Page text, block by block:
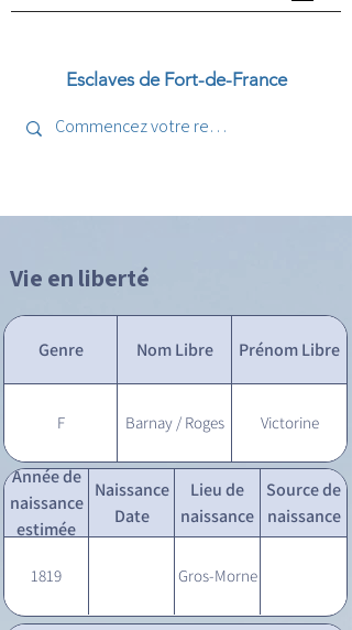
Esclaves de Fort-de-France
Vie en liberté
Genre Nom Libre Prénom Libre
F Barnay / Roges Victorine
Année de
naissance
estimée
Naissance
Date
Lieu de
naissance
Source de
naissance
1819 Gros-Morne